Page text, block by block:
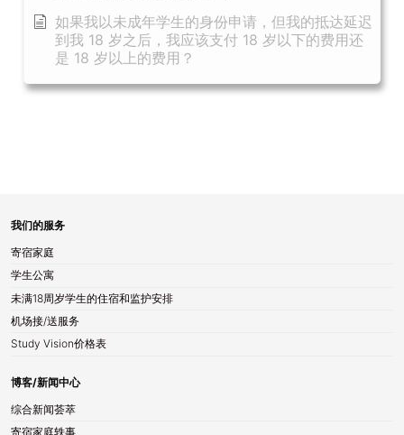
如果我以未成年学生的身份申请，但我的抵达延迟
到我 18 岁之后，我应该支付 18 岁以下的费用还
是 18 岁以上的费用？
我们的服务
寄宿家庭
学生公寓
未满18周岁学生的住宿和监护安排
机场接/送服务
Study Vision价格表
博客/新闻中心
综合新闻荟萃
寄宿家庭轶事